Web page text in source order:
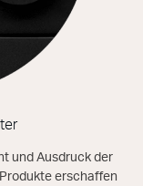
und Ausdruck der
erschaffen